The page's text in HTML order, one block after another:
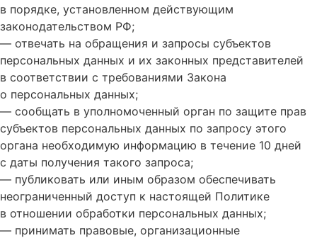
в порядке, установленном действующим
законодательством РФ;
— отвечать на обращения и запросы субъектов
персональных данных и их законных представителей
в соответствии с требованиями Закона
о персональных данных;
— сообщать в уполномоченный орган по защите прав
субъектов персональных данных по запросу этого
органа необходимую информацию в течение 10 дней
с даты получения такого запроса;
— публиковать или иным образом обеспечивать
неограниченный доступ к настоящей Политике
в отношении обработки персональных данных;
— принимать правовые, организационные